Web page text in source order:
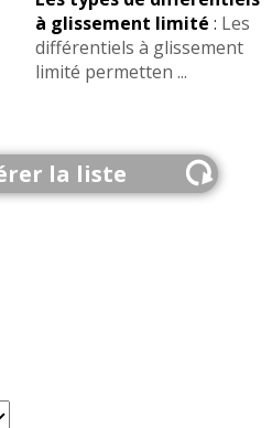
à glissement limité : Les
différentiels à glissement
limité permetten ...
la liste